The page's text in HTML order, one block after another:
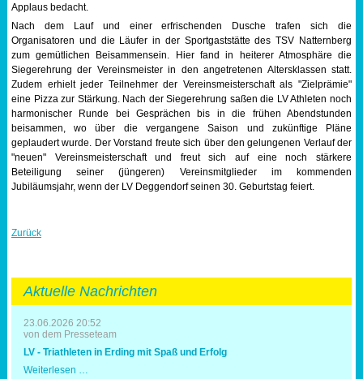
Applaus bedacht.
Nach dem Lauf und einer erfrischenden Dusche trafen sich die
Organisatoren und die Läufer in der Sportgaststätte des TSV Natternberg
zum gemütlichen Beisammensein. Hier fand in heiterer Atmosphäre die
Siegerehrung der Vereinsmeister in den angetretenen Altersklassen statt.
Zudem erhielt jeder Teilnehmer der Vereinsmeisterschaft als "Zielprämie"
eine Pizza zur Stärkung. Nach der Siegerehrung saßen die LV Athleten noch
harmonischer Runde bei Gesprächen bis in die frühen Abendstunden
beisammen, wo über die vergangene Saison und zukünftige Pläne
geplaudert wurde. Der Vorstand freute sich über den gelungenen Verlauf der
"neuen" Vereinsmeisterschaft und freut sich auf eine noch stärkere
Beteiligung seiner (jüngeren) Vereinsmitglieder im kommenden
Jubiläumsjahr, wenn der LV Deggendorf seinen 30. Geburtstag feiert.
Zurück
Aktuelle Nachrichten
23.06.2026 20:52
von dem Presseteam
LV - Triathleten in Erding mit Spaß und Erfolg
Weiterlesen …